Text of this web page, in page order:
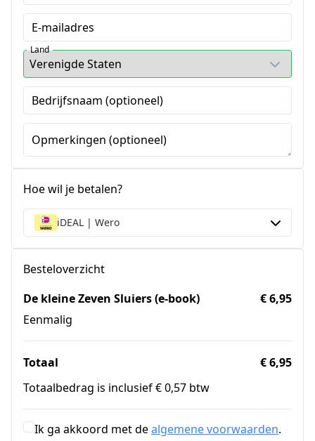
E-mailadres
Land
Bedrijfsnaam (optioneel)
Opmerkingen (optioneel)
Hoe wil je betalen?
iDEAL | Wero
Besteloverzicht
De kleine Zeven Sluiers (e-book)
Eenmalig
€ 6,95
Totaal
€ 6,95
Totaalbedrag is inclusief € 0,57 btw
Ik ga akkoord met dealgemene voorwaarden.